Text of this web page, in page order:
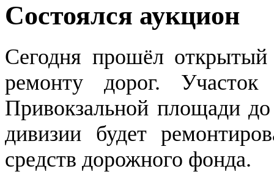
Состоялся аукцион
Сегодня прошёл
ремонту дорог.
Привокзальной площади
дивизии будет
средств дорожного фонда.